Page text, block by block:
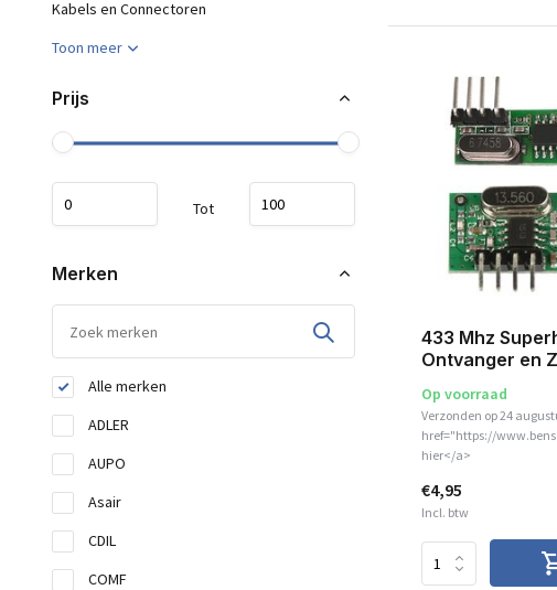
Kabels en Connectoren
Toon meer
Prijs
Tot
Merken
Alle merken
ADLER
AUPO
Asair
CDIL
COMF
433 Mhz
Ontvanger en
Op voorraad
Verzonden op 24
href="https://
hier</a>
€4,95
Incl. btw